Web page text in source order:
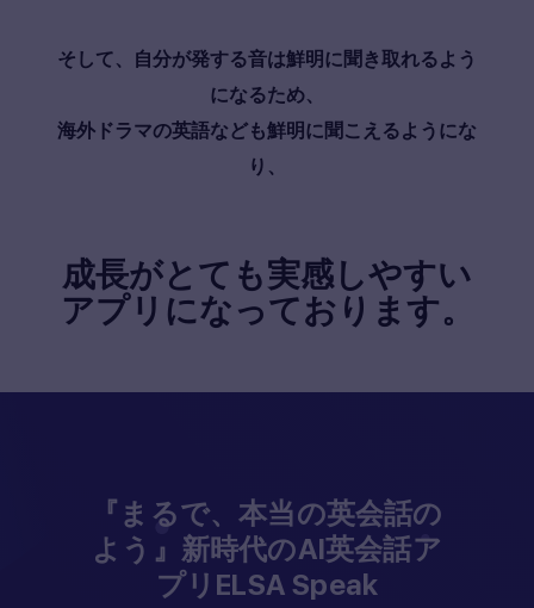
そして、自分が発する音は鮮明に聞き取れるよう
になるため、
海外ドラマの英語なども鮮明に聞こえるようにな
り、
成長がとても実感しやすい
アプリになっております。
『まるで、本当の英会話の
よう』新時代のAI英会話ア
プリELSA Speak